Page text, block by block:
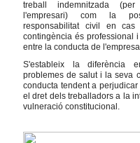
treball indemnitzada
l'empresari) com la
responsabilitat civil en
contingència és professional
entre la conducta de
S'estableix la diferència
problemes de salut i la seva
conducta tendent a
el dret dels treballadors a la
vulneració constitucional.